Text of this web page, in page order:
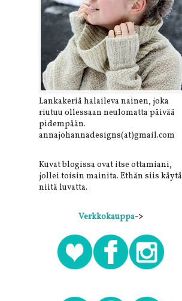
Lankakeriä halaileva nainen, joka
riutuu ollessaan neulomatta päivää
pidempään.
annajohannadesigns(at)gmail.com
Kuvat blogissa ovat itse ottamiani,
jollei toisin mainita. Ethän siis käytä
niitä luvatta.
Verkkokauppa->